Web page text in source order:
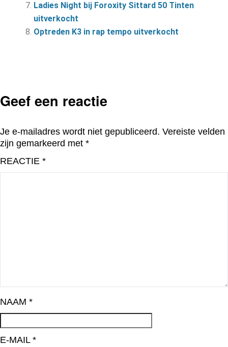
Ladies Night bij Foroxity Sittard 50 Tinten
uitverkocht
Optreden K3 in rap tempo uitverkocht
Geef een reactie
Je e-mailadres wordt niet gepubliceerd. Vereiste velden
zijn gemarkeerd met *
REACTIE *
NAAM *
E-MAIL *